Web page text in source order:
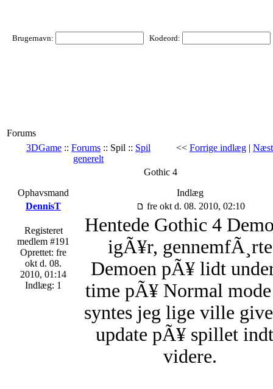
Brugernavn: Kodeord:
Forums
3DGame :: Forums :: Spil :: Spil
generelt
<< Forrige indlæg |
Gothic 4
Ophavsmand
Indlæg
DennisT
fre okt d. 08. 2010, 02:10
Registeret
medlem #191
Oprettet: fre
okt d. 08.
2010, 01:14
Indlæg: 1
Hentede Gothic 4
igÃ¥r, gennemfÃ¸rte
Demoen pÃ¥ lidt
time pÃ¥ Normal
syntes jeg lige ville
update pÃ¥ spillet
videre.